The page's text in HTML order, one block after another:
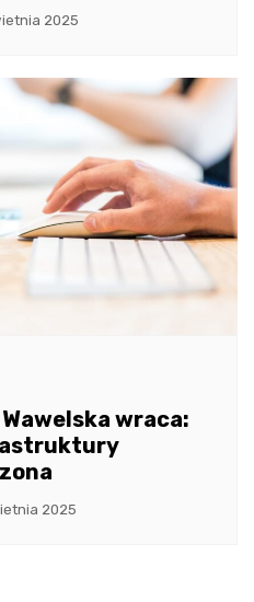
2025
wraca:
2025